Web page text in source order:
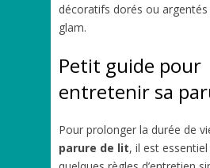
décoratifs dorés ou
glam.
Petit guide pour
entretenir sa
Pour prolonger la durée de
parure de lit, il est